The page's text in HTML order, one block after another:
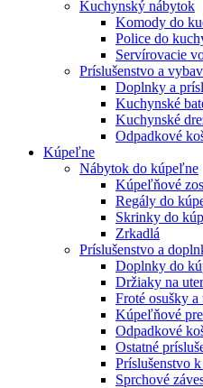
Kuchynský nábytok
Komody do
Police do
Servírovacie
Príslušenstvo a
Doplnky a
Kuchynské
Kuchynské
Odpadkové
Kúpeľne
Nábytok do kúpeľne
Kúpeľňové
Regály do
Skrinky do
Zrkadlá
Príslušenstvo a
Doplnky do
Držiaky na
Froté osušky a
Kúpeľňové
Odpadkové
Ostatné
Príslušenstvo
Sprchové